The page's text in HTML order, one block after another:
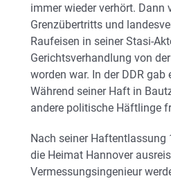
immer wieder verhört. Dann
Grenzübertritts und
Raufeisen in seiner Stasi-
Gerichtsverhandlung von
worden war. In der DDR
Während seiner Haft in
andere politische Häftlinge
Nach seiner Haftentlassung
die Heimat Hannover
Vermessungsingenieur